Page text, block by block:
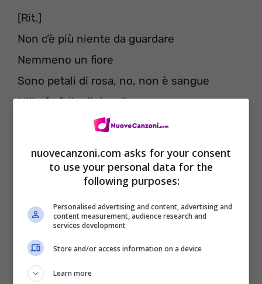
[Rit.]
Non c’è più niente da guardare
Nemmeno un fiore
Sono petali di rosa, no, non è sangue
Mille farfalle dietro di me
Gente che applaude senza un perché
Ormai sono grande, eh-eh
Anche senza di te
nuovecanzoni.com asks for your consent
to use your personal data for the
following purposes:
Personalised advertising and content, advertising and
content measurement, audience research and
services development
Store and/or access information on a device
Learn more